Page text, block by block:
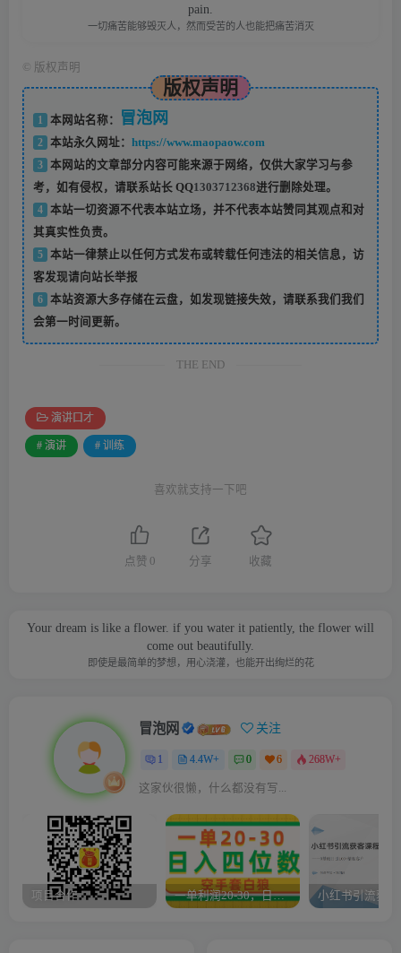
pain.
一切痛苦能够毁灭人，然而受苦的人也能把痛苦消灭
版权声明
版权声明
1 本网站名称： 冒泡网
2 本站永久网址： https://www.maopaow.com
3
本网站的文章部分内容可能来源于网络，仅供大家学习与参
考，如有侵权，请联系站长 QQ1303712368进行删除处理。
4
本站一切资源不代表本站立场，并不代表本站赞同其观点和对
其真实性负责。
5
本站一律禁止以任何方式发布或转载任何违法的相关信息，访
客发现请向站长举报
6
本站资源大多存储在云盘，如发现链接失效，请联系我们我们
会第一时间更新。
THE END
演讲口才
# 演讲 # 训练
喜欢就支持一下吧
点赞 0 分享 收藏
Your dream is like a flower. if you water it patiently, the flower will
come out beautifully.
即使是最简单的梦想，用心浇灌，也能开出绚烂的花
冒泡网 关注
1 4.4W+ 0 6 268W+
这家伙很懒，什么都没有写...
项目合作 一单利润20-30，日入四位数，空手套白狼，只要做就能赚，简单无套路